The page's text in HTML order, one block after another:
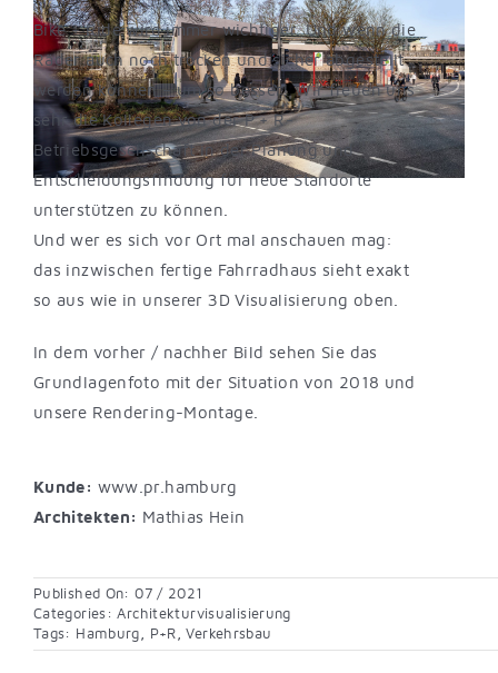
Bike + Ride wird immer wichtiger. Und wenn die
Räder auch noch trocken und sicher abgestellt
werden können – um so besser! Wir freuen uns
sehr die Kollegen von der P + R-
Betriebsgesellschaft in der Planung und
Entscheidungsfindung für neue Standorte
unterstützen zu können.
Und wer es sich vor Ort mal anschauen mag:
das inzwischen fertige Fahrradhaus sieht exakt
so aus wie in unserer 3D Visualisierung oben.
In dem vorher / nachher Bild sehen Sie das
Grundlagenfoto mit der Situation von 2018 und
unsere Rendering-Montage.
Kunde: www.pr.hamburg
Architekten: Mathias Hein
Published On: 07 / 2021
Categories:Architekturvisualisierung
Tags: Hamburg, P+R,Verkehrsbau